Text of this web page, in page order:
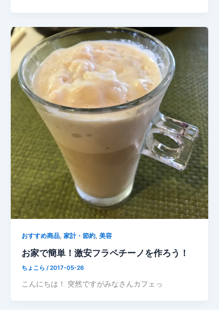
おすすめ商品,家計・節約,美容
お家で簡単！激安フラペチーノを作ろう！
ちょこら/2017-05-26
こんにちは！ 突然ですがみなさんカフェっ